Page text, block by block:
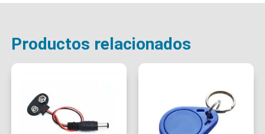
Productos relacionados